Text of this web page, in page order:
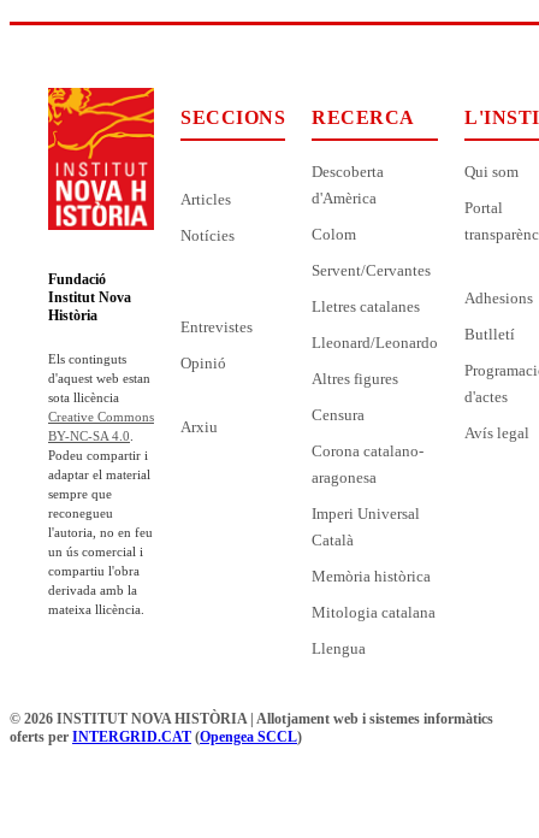
Fundació
Institut Nova
Història
Els continguts
d'aquest web estan
sota llicència
Creative Commons
BY-NC-SA 4.0
Podeu compartir i
adaptar el material
sempre que
reconegueu
l'autoria, no en feu
un ús comercial i
compartiu l'obra
derivada amb la
mateixa llicència.
SECCIONS
Articles
Notícies
Entrevistes
Opinió
Arxiu
RECERCA
Descoberta
d'Amèrica
Colom
Servent/Cervantes
Lletres catalanes
Lleonard/Leonardo
Altres figures
Censura
Corona catalano-
aragonesa
Imperi Universal
Català
Memòria històrica
Mitologia catalana
Llengua
Qui som
Portal
Adhesions
Butlletí
d'actes
Avís legal
© 2026 INSTITUT NOVA HISTÒRIA | Allotjament web i sistemes informàtics
oferts per INTERGRID.CAT (Opengea SCCL)